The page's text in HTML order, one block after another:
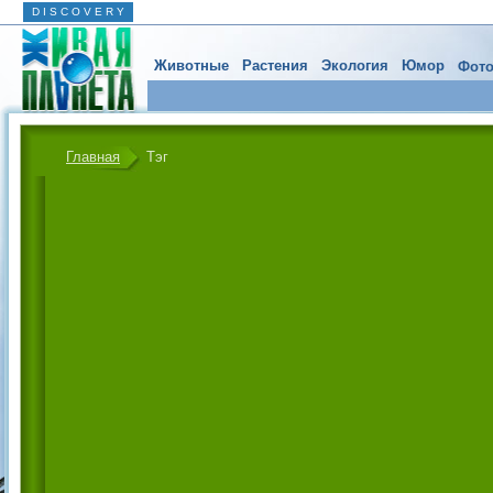
D I S C O V E R Y
Животные Растения Экология Юмор
Главная Тэг